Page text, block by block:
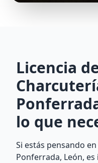
Licencia
lo que
Si estás pensando
Ponferrada, León,